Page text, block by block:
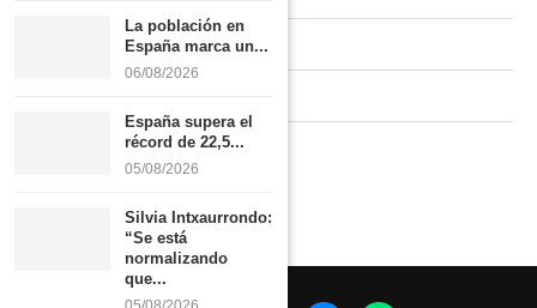
Política de privacidad
La población en
España marca un...
06/08/2026
España supera el
récord de 22,5...
05/08/2026
Silvia Intxaurrondo:
“Se está
normalizando
que...